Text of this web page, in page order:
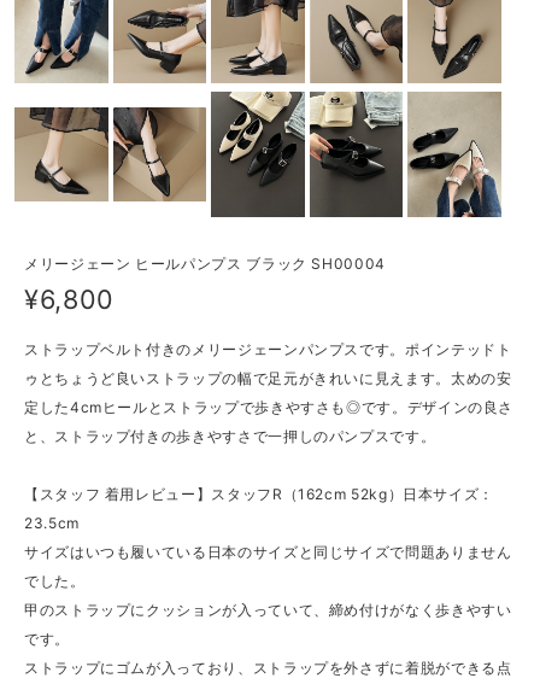
メリージェーン ヒールパンプス ブラック SH00004
¥6,800
ストラップベルト付きのメリージェーンパンプスです。ポインテッドト
ゥとちょうど良いストラップの幅で足元がきれいに見えます。太めの安
定した4cmヒールとストラップで歩きやすさも◎です。デザインの良さ
と、ストラップ付きの歩きやすさで一押しのパンプスです。
【スタッフ 着用レビュー】スタッフR（162cm 52kg）日本サイズ：
23.5cm
サイズはいつも履いている日本のサイズと同じサイズで問題ありません
でした。
甲のストラップにクッションが入っていて、締め付けがなく歩きやすい
です。
ストラップにゴムが入っており、ストラップを外さずに着脱ができる点